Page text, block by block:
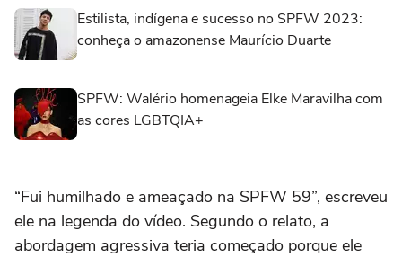
Estilista, indígena e sucesso no SPFW 2023:
conheça o amazonense Maurício Duarte
SPFW: Walério homenageia Elke Maravilha com
as cores LGBTQIA+
“Fui humilhado e ameaçado na SPFW 59”, escreveu
ele na legenda do vídeo. Segundo o relato, a
abordagem agressiva teria começado porque ele